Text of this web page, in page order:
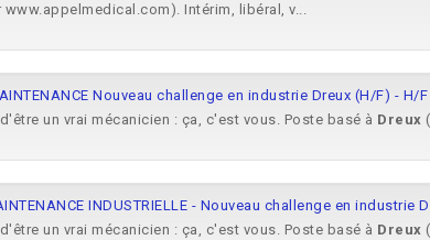
Intérim, libéral, v...
Nouveau challenge en industrie Dreux (H/F) - H/F
un vrai mécanicien : ça, c'est vous. Poste basé à Dreux
INDUSTRIELLE - Nouveau challenge en industrie
un vrai mécanicien : ça, c'est vous. Poste basé à Dreux